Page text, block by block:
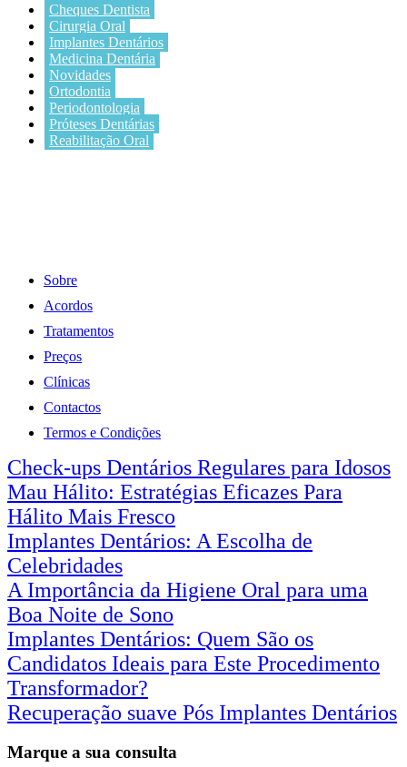
Cheques Dentista
Cirurgia Oral
Implantes Dentários
Medicina Dentária
Novidades
Ortodontia
Periodontologia
Próteses Dentárias
Reabilitação Oral
Sobre
Acordos
Tratamentos
Preços
Clínicas
Contactos
Termos e Condições
Check-ups Dentários Regulares para Idosos
Mau Hálito: Estratégias Eficazes Para
Hálito Mais Fresco
Implantes Dentários: A Escolha de
Celebridades
A Importância da Higiene Oral para uma
Boa Noite de Sono
Implantes Dentários: Quem São os
Candidatos Ideais para Este Procedimento
Transformador?
Recuperação suave Pós Implantes Dentários
Marque a sua consulta